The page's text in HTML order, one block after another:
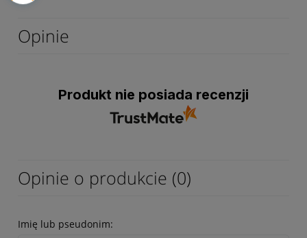
Opinie
Produkt nie posiada recenzji
Opinie o produkcie (0)
Imię lub pseudonim: